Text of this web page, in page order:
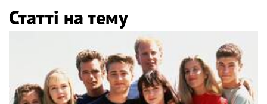
Статті на тему